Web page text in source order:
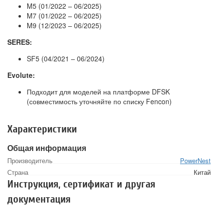
M5 (01/2022 – 06/2025)
M7 (01/2022 – 06/2025)
M9 (12/2023 – 06/2025)
SERES:
SF5 (04/2021 – 06/2024)
Evolute:
Подходит для моделей на платформе DFSK
(совместимость уточняйте по списку Fencon)
Характеристики
Общая информация
Производитель
PowerNest
Страна
Китай
Инструкция, сертификат и другая
документация